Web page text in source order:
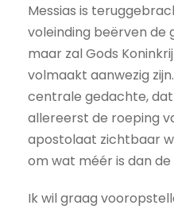
Messias is
voleinding beërven de
maar zal Gods
volmaakt aanwezig
centrale gedachte,
allereerst de roeping
apostolaat zichtbaar
om wat méér is dan de
Ik wil graag